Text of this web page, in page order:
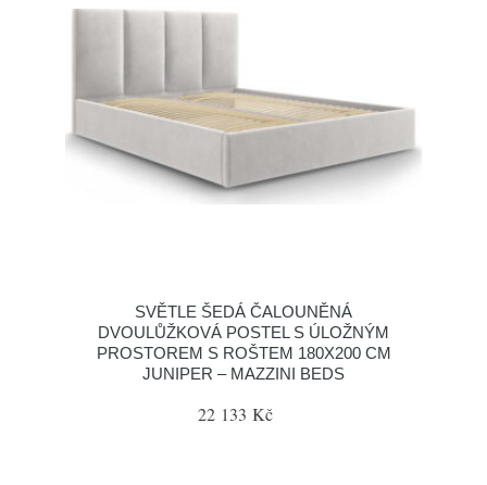
SVĚTLE ŠEDÁ ČALOUNĚNÁ
DVOULŮŽKOVÁ POSTEL S ÚLOŽNÝM
PROSTOREM S ROŠTEM 180X200 CM
JUNIPER – MAZZINI BEDS
22 133 Kč